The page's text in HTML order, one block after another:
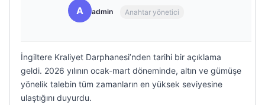
A admin Anahtar yönetici
İngiltere Kraliyet Darphanesi’nden tarihi bir açıklama
geldi. 2026 yılının ocak-mart döneminde, altın ve gümüşe
yönelik talebin tüm zamanların en yüksek seviyesine
ulaştığını duyurdu.